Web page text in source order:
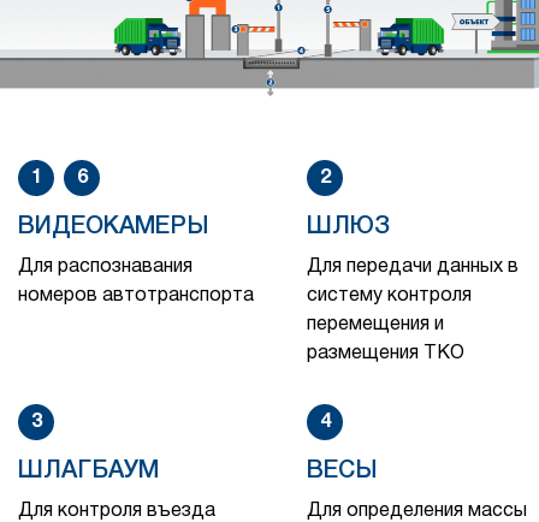
1 6
ВИДЕОКАМЕРЫ
Для распознавания
номеров автотранспорта
2
ШЛЮЗ
Для передачи данных в
систему контроля
перемещения и
размещения ТКО
3
ШЛАГБАУМ
Для контроля въезда
4
ВЕСЫ
Для определения массы